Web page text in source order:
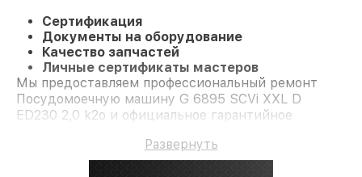
Сертификация
Документы на оборудование
Качество запчастей
Личные сертификаты мастеров
Мы предоставляем профессиональный ремонт
Посудомоечную машину G 6895 SCVi XXL D
ED230 2,0 k2o и официальное гарантийное
Развернуть